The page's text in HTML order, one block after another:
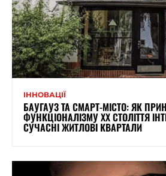
ІННОВАЦІЇ
БАУГАУЗ ТА СМАРТ-МІСТО: ЯК
ФУНКЦІОНАЛІЗМУ XX СТОЛІТТЯ
СУЧАСНІ ЖИТЛОВІ КВАРТАЛИ